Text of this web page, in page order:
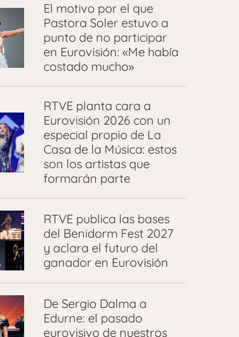
El motivo por el que
Pastora Soler estuvo a
punto de no participar
en Eurovisión: «Me había
costado mucho»
RTVE planta cara a
Eurovisión 2026 con un
especial propio de La
Casa de la Música: estos
son los artistas que
formarán parte
RTVE publica las bases
del Benidorm Fest 2027
y aclara el futuro del
ganador en Eurovisión
⁠De Sergio Dalma a
Edurne: el pasado
eurovisivo de nuestros